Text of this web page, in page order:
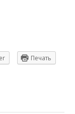
Печать